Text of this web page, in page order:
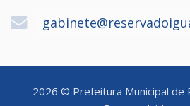
2026 © Prefeitura Municipal de